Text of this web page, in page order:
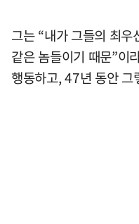
그는 “내가 그들의 최
같은 놈들이기 때문”이
행동하고, 47년 동안 그